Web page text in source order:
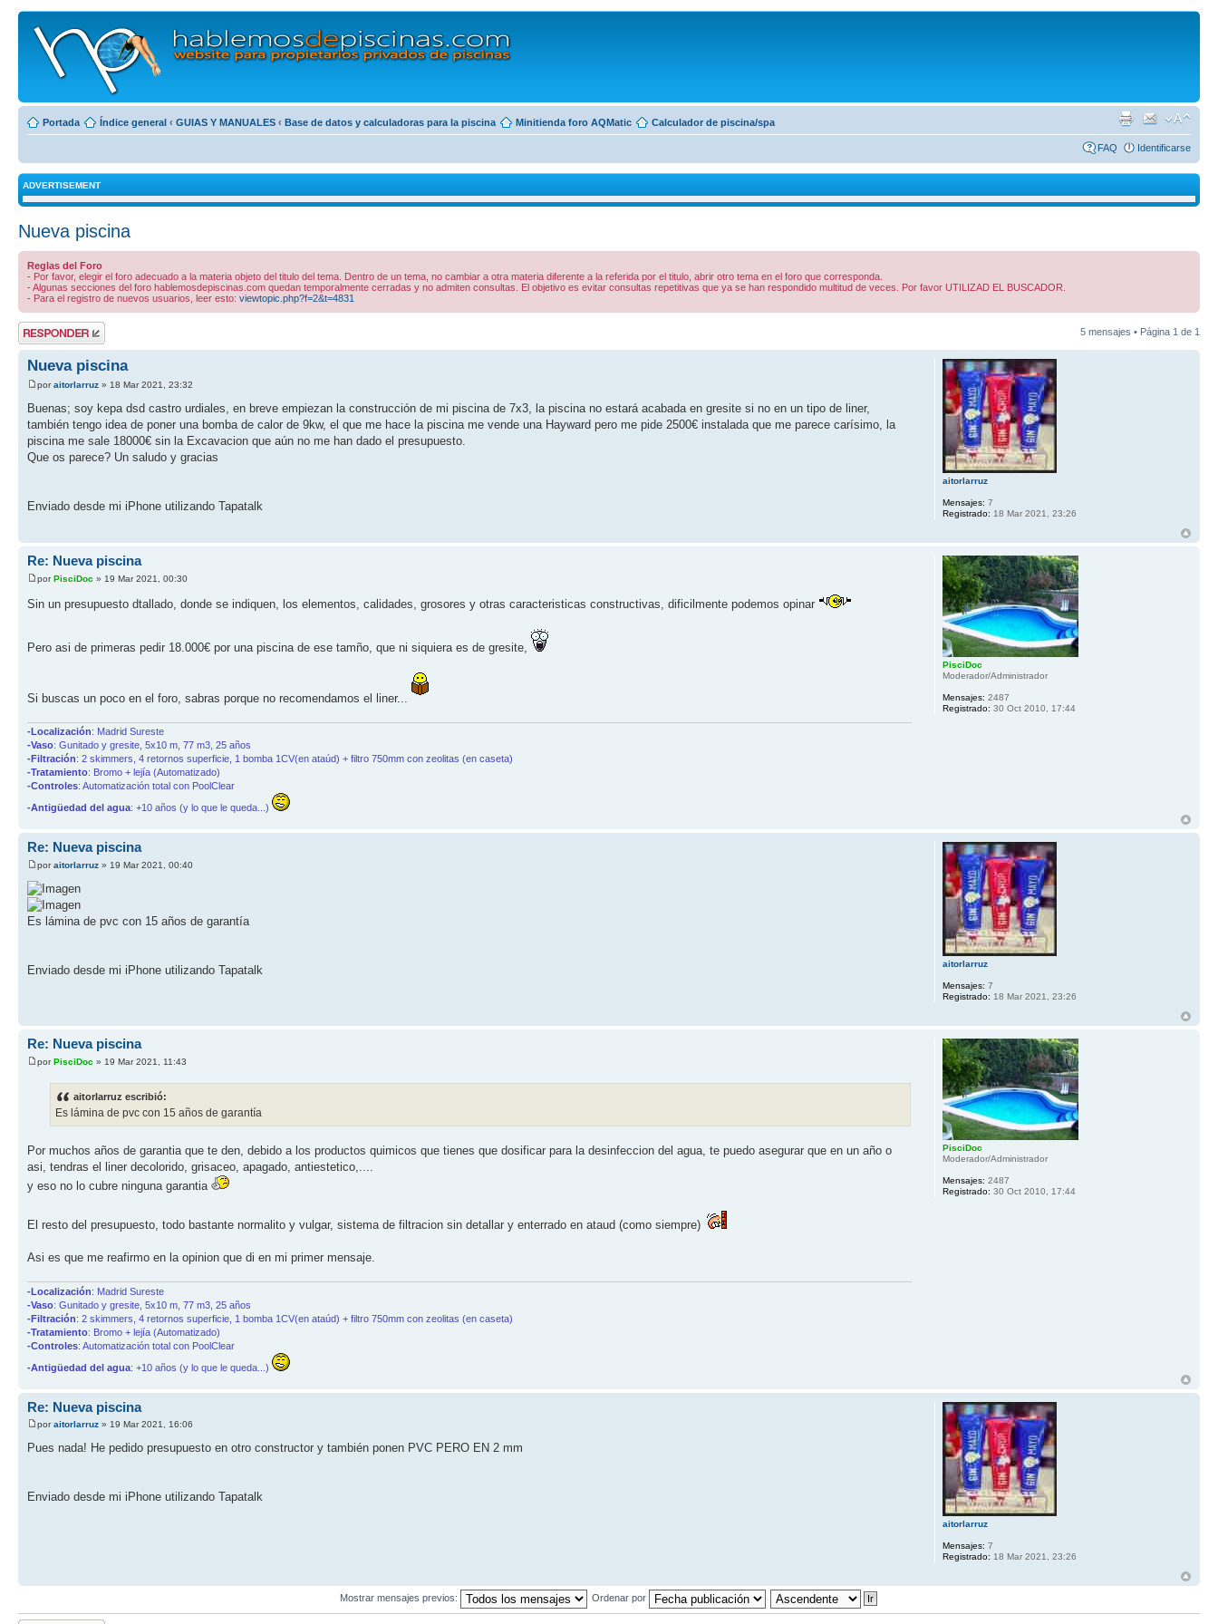
Portada Índice general ‹ GUIAS Y MANUALES ‹ Base de datos y calculadoras para la piscina Minitienda foro AQMatic Calculador de piscina/spa
FAQ Identificarse
ADVERTISEMENT
Nueva piscina
Reglas del Foro
- Por favor, elegir el foro adecuado a la materia objeto del titulo del tema. Dentro de un tema, no cambiar a otra materia diferente a la referida por el titulo, abrir otro tema en el foro que corresponda.
- Algunas secciones del foro hablemosdepiscinas.com quedan temporalmente cerradas y no admiten consultas. El objetivo es evitar consultas repetitivas que ya se han respondido multitud de veces. Por favor UTILIZAD EL BUSCADOR.
- Para el registro de nuevos usuarios, leer esto: viewtopic.php?f=2&t=4831
Publicar una
respuesta
5 mensajes • Página 1 de 1
Nueva piscina
poraitorlarruz » 18 Mar 2021, 23:32
Buenas; soy kepa dsd castro urdiales, en breve empiezan la construcción de mi piscina de 7x3, la piscina no estará acabada en gresite si no en un tipo de liner,
también tengo idea de poner una bomba de calor de 9kw, el que me hace la piscina me vende una Hayward pero me pide 2500€ instalada que me parece carísimo, la
piscina me sale 18000€ sin la Excavacion que aún no me han dado el presupuesto.
Que os parece? Un saludo y gracias
Enviado desde mi iPhone utilizando Tapatalk
aitorlarruz
Mensajes: 7
Registrado: 18 Mar 2021, 23:26
Re: Nueva piscina
porPisciDoc » 19 Mar 2021, 00:30
Sin un presupuesto dtallado, donde se indiquen, los elementos, calidades, grosores y otras caracteristicas constructivas, dificilmente podemos opinar
Pero asi de primeras pedir 18.000€ por una piscina de ese tamño, que ni siquiera es de gresite,
Si buscas un poco en el foro, sabras porque no recomendamos el liner...
-Localización: Madrid Sureste
-Vaso: Gunitado y gresite, 5x10 m, 77 m3, 25 años
-Filtración: 2 skimmers, 4 retornos superficie, 1 bomba 1CV(en ataúd) + filtro 750mm con zeolitas (en caseta)
-Tratamiento: Bromo + lejía (Automatizado)
-Controles: Automatización total con PoolClear
-Antigüedad del agua: +10 años (y lo que le queda...)
PisciDoc
Moderador/Administrador
Mensajes: 2487
Registrado: 30 Oct 2010, 17:44
Re: Nueva piscina
poraitorlarruz » 19 Mar 2021, 00:40
Es lámina de pvc con 15 años de garantía
Enviado desde mi iPhone utilizando Tapatalk aitorlarruz
Mensajes: 7
Registrado: 18 Mar 2021, 23:26
Re: Nueva piscina
porPisciDoc » 19 Mar 2021, 11:43
aitorlarruz escribió:
Es lámina de pvc con 15 años de garantía
Por muchos años de garantia que te den, debido a los productos quimicos que tienes que dosificar para la desinfeccion del agua, te puedo asegurar que en un año o
asi, tendras el liner decolorido, grisaceo, apagado, antiestetico,....
y eso no lo cubre ninguna garantia
El resto del presupuesto, todo bastante normalito y vulgar, sistema de filtracion sin detallar y enterrado en ataud (como siempre)
Asi es que me reafirmo en la opinion que di en mi primer mensaje.
-Localización: Madrid Sureste
-Vaso: Gunitado y gresite, 5x10 m, 77 m3, 25 años
-Filtración: 2 skimmers, 4 retornos superficie, 1 bomba 1CV(en ataúd) + filtro 750mm con zeolitas (en caseta)
-Tratamiento: Bromo + lejía (Automatizado)
-Controles: Automatización total con PoolClear
-Antigüedad del agua: +10 años (y lo que le queda...)
PisciDoc
Moderador/Administrador
Mensajes: 2487
Registrado: 30 Oct 2010, 17:44
Re: Nueva piscina
poraitorlarruz » 19 Mar 2021, 16:06
Pues nada! He pedido presupuesto en otro constructor y también ponen PVC PERO EN 2 mm
Enviado desde mi iPhone utilizando Tapatalk
aitorlarruz
Mensajes: 7
Registrado: 18 Mar 2021, 23:26
Mostrar mensajes previos: Ordenar por